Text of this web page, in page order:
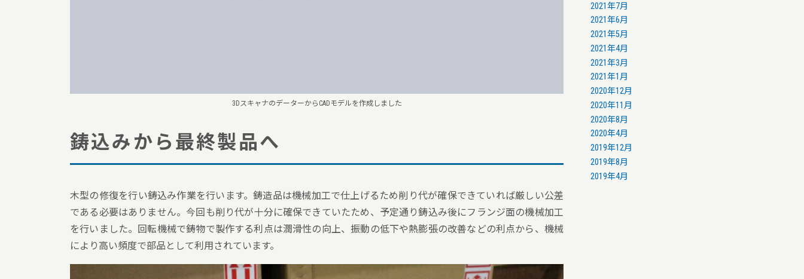
3DスキャナのデーターからCADモデルを作成しました
鋳込みから最終製品へ
木型の修復を行い鋳込み作業を行います。鋳造品は機械加工で仕上げるため削り代が確保できていれば厳しい公差
である必要はありません。今回も削り代が十分に確保できていたため、予定通り鋳込み後にフランジ面の機械加工
を行いました。回転機械で鋳物で製作する利点は潤滑性の向上、振動の低下や熱膨張の改善などの利点から、機械
により高い頻度で部品として利用されています。
2021年7月
2021年6月
2021年5月
2021年4月
2021年3月
2021年1月
2020年12月
2020年11月
2020年8月
2020年4月
2019年12月
2019年8月
2019年4月